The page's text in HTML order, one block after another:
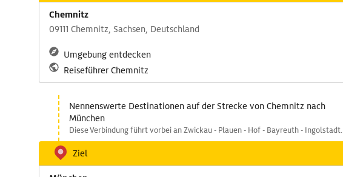
Chemnitz
09111 Chemnitz, Sachsen, Deutschland
Umgebung entdecken
Reiseführer Chemnitz
Nennenswerte Destinationen auf der Strecke von Chemnitz nach
München
Diese Verbindung führt vorbei an Zwickau - Plauen - Hof - Bayreuth - Ingolstadt.
Ziel